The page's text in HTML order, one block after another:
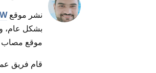
نشر موقع
موقع مصاب